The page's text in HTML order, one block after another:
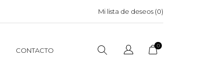
Mi lista de deseos (0)
CONTACTO
0